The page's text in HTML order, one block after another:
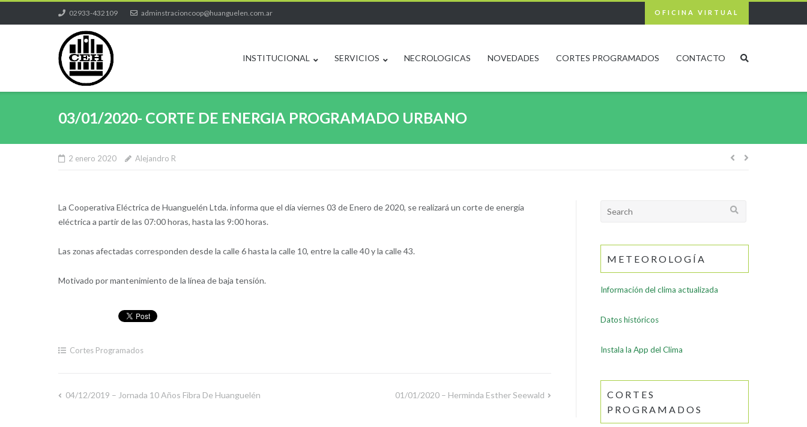
02933-432109 adminstracioncoop@huanguelen.com.ar OFICINA VIRTUAL
INSTITUCIONAL SERVICIOS NECROLOGICAS NOVEDADES CORTES PROGRAMADOS CONTACTO
03/01/2020- CORTE DE ENERGIA PROGRAMADO URBANO
2 enero 2020 Alejandro R
de
La Cooperativa Eléctrica de Huanguelén Ltda. informa que el día viernes 03 de Enero de 2020, se realizará un corte de energía
eléctrica a partir de las 07:00 horas, hasta las 9:00 horas.
Las zonas afectadas corresponden desde la calle 6 hasta la calle 10, entre la calle 40 y la calle 43.
Motivado por mantenimiento de la línea de baja tensión.
Cortes Programados
04/12/2019 – Jornada 10 Años Fibra De Huanguelén 01/01/2020 – Herminda Esther Seewald
Search
METEOROLOGÍA
Información del clima actualizada
Datos históricos
Instala la App del Clima
CORTES
PROGRAMADOS